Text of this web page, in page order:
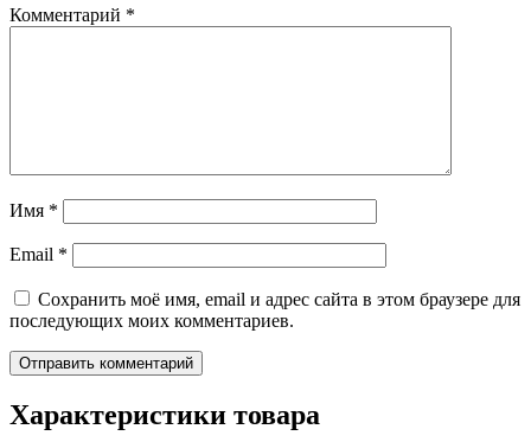
Комментарий *
Имя *
Email *
Сохранить моё имя, email и адрес сайта в этом браузере для
последующих моих комментариев.
Характеристики товара